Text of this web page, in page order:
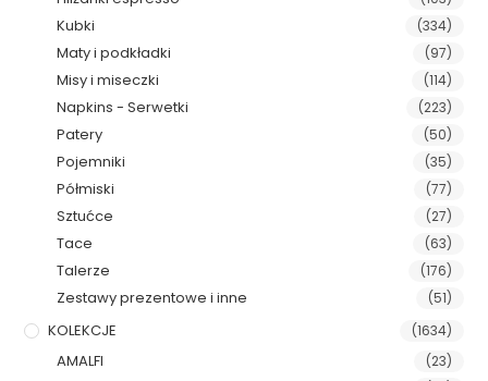
Kubki (334)
Maty i podkładki (97)
Misy i miseczki (114)
Napkins - Serwetki (223)
Patery (50)
Pojemniki (35)
Półmiski (77)
Sztućce (27)
Tace (63)
Talerze (176)
Zestawy prezentowe i inne (51)
KOLEKCJE (1634)
AMALFI (23)